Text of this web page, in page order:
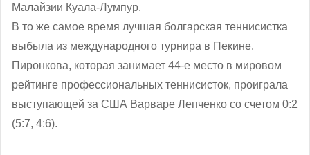
Малайзии Куала-Лумпур.
В то же самое время лучшая болгарская теннисистка
выбыла из международного турнира в Пекине.
Пиронкова, которая занимает 44-е место в мировом
рейтинге профессиональных теннисисток, проиграла
выступающей за США Варваре Лепченко со счетом 0:2
(5:7, 4:6).